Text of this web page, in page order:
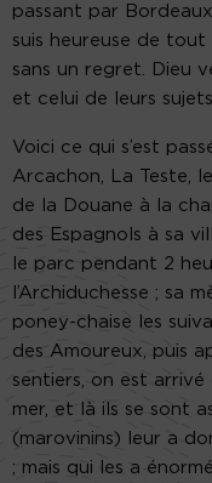
passant par
suis heureuse de tout
sans un regret. Dieu
et celui de leurs
Voici ce qui s’est
Arcachon, La Teste,
de la Douane à la
des Espagnols à sa
le parc pendant 2
l’Archiduchesse ; sa
poney-chaise les
des Amoureux, puis
sentiers, on est
mer, et là ils se sont
(marovinins) leur a
; mais qui les a